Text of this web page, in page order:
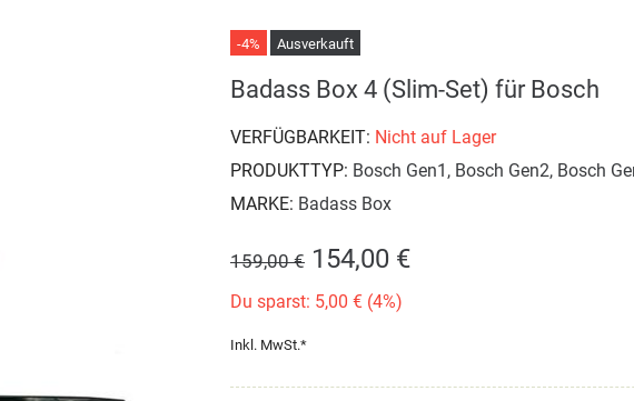
-4% Ausverkauft
Badass Box 4 (Slim-Set) für Bosch
VERFÜGBARKEIT: Nicht auf Lager
PRODUKTTYP: Bosch Gen1, Bosch Gen2, Bosch
MARKE: Badass Box
159,00 € 154,00 €
Du sparst: 5,00 € (4%)
Inkl. MwSt.*